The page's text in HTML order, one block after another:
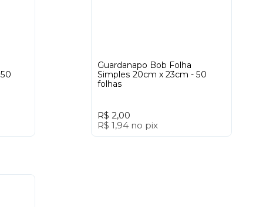
Guardanapo Bob Folha
Simples 20cm x 23cm - 50
folhas
R$ 2,00
R$ 1,94 no pix